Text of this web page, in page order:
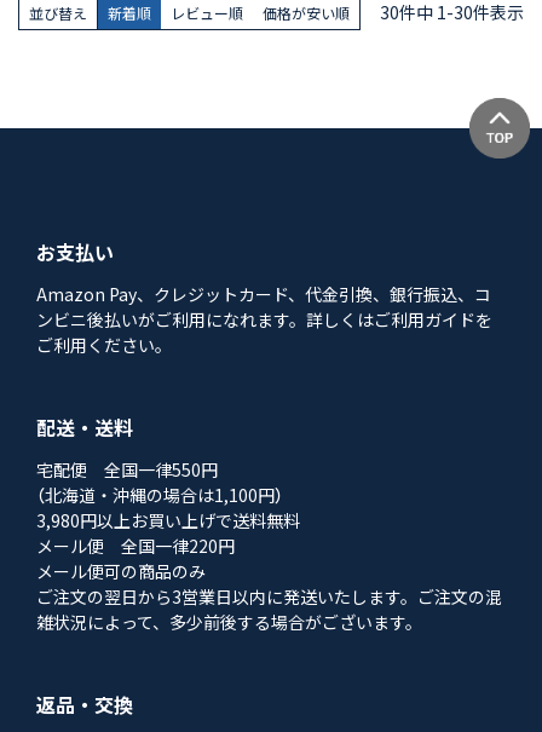
並び替え 新着順 レビュー順 価格が安い順 30件中 1-30件表示
お支払い
Amazon Pay、クレジットカード、代金引換、銀行振込、コ
ンビニ後払いがご利用になれます。詳しくはご利用ガイドを
ご利用ください。
配送・送料
宅配便 全国一律550円
（北海道・沖縄の場合は1,100円）
3,980円以上お買い上げで送料無料
メール便 全国一律220円
メール便可の商品のみ
ご注文の翌日から3営業日以内に発送いたします。ご注文の混
雑状況によって、多少前後する場合がございます。
返品・交換